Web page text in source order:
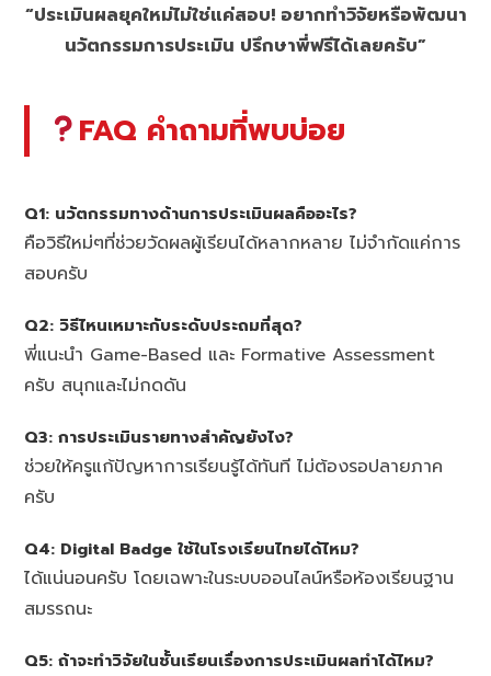
“ประเมินผลยุคใหม่ไม่ใช่แค่สอบ! อยากทำวิจัยหรือพัฒนา
นวัตกรรมการประเมิน ปรึกษาพี่ฟรีได้เลยครับ”
FAQ คำถามที่พบบ่อย
Q1: นวัตกรรมทางด้านการประเมินผลคืออะไร?
คือวิธีใหม่ๆที่ช่วยวัดผลผู้เรียนได้หลากหลาย ไม่จำกัดแค่การ
สอบครับ
Q2: วิธีไหนเหมาะกับระดับประถมที่สุด?
พี่แนะนำ Game-Based และ Formative Assessment
ครับ สนุกและไม่กดดัน
Q3: การประเมินรายทางสำคัญยังไง?
ช่วยให้ครูแก้ปัญหาการเรียนรู้ได้ทันที ไม่ต้องรอปลายภาค
ครับ
Q4: Digital Badge ใช้ในโรงเรียนไทยได้ไหม?
ได้แน่นอนครับ โดยเฉพาะในระบบออนไลน์หรือห้องเรียนฐาน
สมรรถนะ
Q5: ถ้าจะทำวิจัยในชั้นเรียนเรื่องการประเมินผลทำได้ไหม?